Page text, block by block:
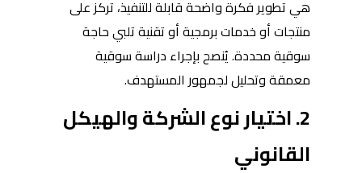
هي تطوير فكرة واضحة قابلة للتنفيذ، تركز على
منتجات أو خدمات برمجية أو تقنية تلبي حاجة
سوقية محددة. يُنصح بإجراء دراسة سوقية
معمقة وتحليل لجمهور المستهدف.
2. اختيار نوع الشركة والهيكل
القانوني